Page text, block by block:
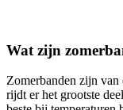
Wat zijn
Zomerbanden zijn
rijdt er het grootste